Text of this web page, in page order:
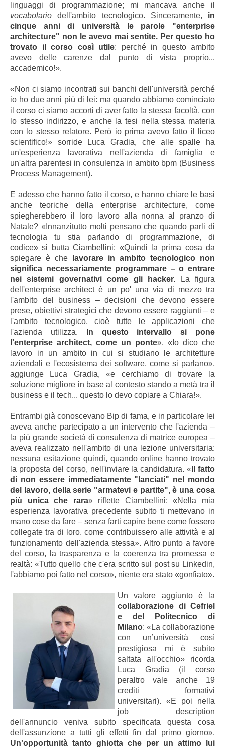
linguaggi di programmazione; mi mancava anche il
vocabolario dell'ambito tecnologico. Sinceramente, in
cinque anni di università le parole "enterprise
architecture" non le avevo mai sentite. Per questo ho
trovato il corso così utile: perché in questo ambito
avevo delle carenze dal punto di vista proprio...
accademico!».
«Non ci siamo incontrati sui banchi dell'università perché
io ho due anni più di lei: ma quando abbiamo cominciato
il corso ci siamo accorti di aver fatto la stessa facoltà, con
lo stesso indirizzo, e anche la tesi nella stessa materia
con lo stesso relatore. Però io prima avevo fatto il liceo
scientifico!» sorride Luca Gradia, che alle spalle ha
un'esperienza lavorativa nell'azienda di famiglia e
un'altra parentesi in consulenza in ambito bpm (Business
Process Management).
E adesso che hanno fatto il corso, e hanno chiare le basi
anche teoriche della enterprise architecture, come
spiegherebbero il loro lavoro alla nonna al pranzo di
Natale? «Innanzitutto molti pensano che quando parli di
tecnologia tu stia parlando di programmazione, di
codice» si butta Ciambellini: «Quindi la prima cosa da
spiegare è che lavorare in ambito tecnologico non
significa necessariamente programmare – o entrare
nei sistemi governativi come gli hacker. La figura
dell'enterprise architect è un po' una via di mezzo tra
l'ambito del business – decisioni che devono essere
prese, obiettivi strategici che devono essere raggiunti – e
l'ambito tecnologico, cioè tutte le applicazioni che
l'azienda utilizza. In questo intervallo si pone
l'enterprise architect, come un ponte». «Io dico che
lavoro in un ambito in cui si studiano le architetture
aziendali e l'ecosistema dei software, come si parlano»,
aggiunge Luca Gradia, «e cerchiamo di trovare la
soluzione migliore in base al contesto stando a metà tra il
business e il tech... questo lo devo copiare a Chiara!».
Entrambi già conoscevano Bip di fama, e in particolare lei
aveva anche partecipato a un intervento che l'azienda –
la più grande società di consulenza di matrice europea –
aveva realizzato nell'ambito di una lezione universitaria:
nessuna esitazione quindi, quando online hanno trovato
la proposta del corso, nell'inviare la candidatura. « Il fatto
di non essere immediatamente "lanciati" nel mondo
del lavoro, della serie "armatevi e partite", è una cosa
più unica che rara» riflette Ciambellini: «Nella mia
esperienza lavorativa precedente subito ti mettevano in
mano cose da fare – senza farti capire bene come fossero
collegate tra di loro, come contribuissero alle attività e al
funzionamento dell'azienda stessa». Altro punto a favore
del corso, la trasparenza e la coerenza tra promessa e
realtà: «Tutto quello che c'era scritto sul post su Linkedin,
l'abbiamo poi fatto nel corso», niente era stato «gonfiato».
Un valore aggiunto è la
collaborazione di Cefriel
e del Politecnico di
Milano: «La collaborazione
con un’università così
prestigiosa mi è subito
saltata all'occhio» ricorda
Luca Gradia (il corso
peraltro vale anche 19
crediti formativi
universitari). «E poi nella
job description
dell'annuncio veniva subito specificata questa cosa
dell'assunzione a tutti gli effetti fin dal primo giorno».
Un'opportunità tanto ghiotta che per un attimo lui